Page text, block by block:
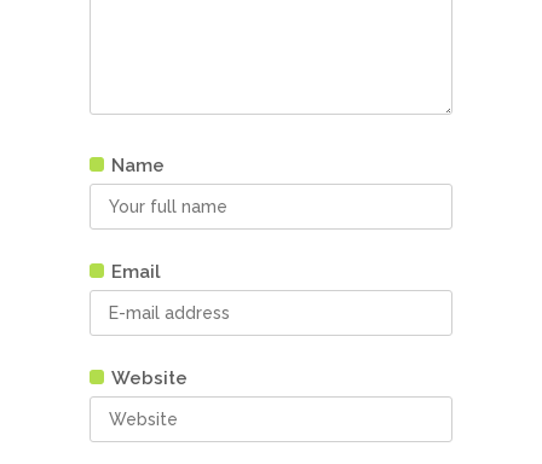
Name
Email
Website